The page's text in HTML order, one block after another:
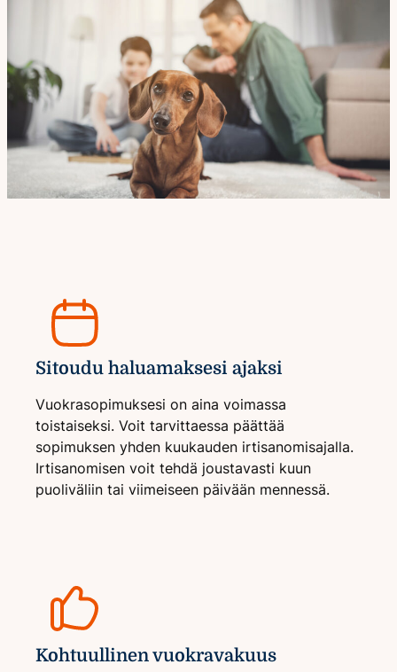
Sitoudu haluamaksesi ajaksi
Vuokrasopimuksesi on aina voimassa
toistaiseksi. Voit tarvittaessa päättää
sopimuksen yhden kuukauden irtisanomisajalla.
Irtisanomisen voit tehdä joustavasti kuun
puoliväliin tai viimeiseen päivään mennessä.
Kohtuullinen vuokravakuus